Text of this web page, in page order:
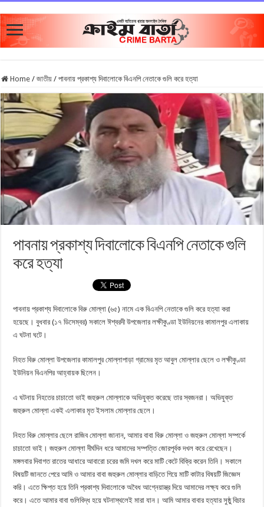
Home / জাতীয় / পাবনায় প্রকাশ্য দিবালোকে বিএনপি নেতাকে গুলি করে হত্যা
পাবনায় প্রকাশ্য দিবালোকে বিএনপি নেতাকে গুলি
করে হত্যা
পাবনায় প্রকাশ্য দিবালোকে বিরু মোল্লা (৬৫) নামে এক বিএনপি নেতাকে গুলি করে হত্যা করা
হয়েছে। বুধবার (১৭ ডিসেম্বর) সকালে ঈশ্বরদী উপজেলার লক্ষীকুণ্ডা ইউনিয়নের কামালপুর এলাকায়
এ ঘটনা ঘটে।
নিহত বিরু মোল্লা উপজেলার কামালপুর মোল্লাপাড়া গ্রামের মৃত আবুল মোল্লার ছেলে ও লক্ষীকুণ্ডা
ইউনিয়ন বিএনপির আহ্বায়ক ছিলেন।
এ ঘটনায় নিহতের চাচাতো ভাই জহুরুল মোল্লাকে অভিযুক্ত করেছে তার স্বজনরা। অভিযুক্ত
জহুরুল মোল্লা একই এলাকার মৃত ইসলাম মোল্লার ছেলে।
নিহত বিরু মোল্লার ছেলে রাজিব মোল্লা জানান, আমার বাবা বিরু মোল্লা ও জহুরুল মোল্লা সম্পর্কে
চাচাতো ভাই। জহুরুল মোল্লা দীর্ঘদিন ধরে আমাদের সম্পত্তি জোরপূর্বক দখল করে রেখেছেন।
মঙ্গলবার দিবাগত রাতের আধারে আবারো চরের জমি দখল করে মাটি কেটে বিক্রি করেন তিনি। সকালে
বিষয়টি জানতে পেরে আমি ও আমার বাবা জহুরুল মোল্লার বাড়িতে গিয়ে মাটি কাটার বিষয়টি জিজ্ঞেস
করি। এতে ক্ষিপ্ত হয়ে তিনি প্রকাশ্য দিবালোকে অবৈধ আগ্নেয়াস্ত্র দিয়ে আমাদের লক্ষ্য করে গুলি
করে। এতে আমার বাবা গুলিবিদ্ধ হয়ে ঘটনাস্থলেই মারা যান। আমি আমার বাবার হত্যার সুষ্ঠু বিচার